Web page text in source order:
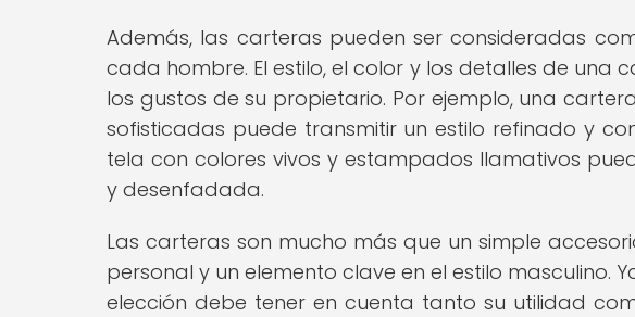
Además, las carteras pueden ser consideradas
cada hombre. El estilo, el color y los detalles de una
los gustos de su propietario. Por ejemplo, una
sofisticadas puede transmitir un estilo refinado y
tela con colores vivos y estampados llamativos
y desenfadada.
Las carteras son mucho más que un simple
personal y un elemento clave en el estilo masculino.
elección debe tener en cuenta tanto su utilidad